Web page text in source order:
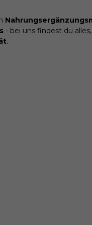
- bei uns findest du
.